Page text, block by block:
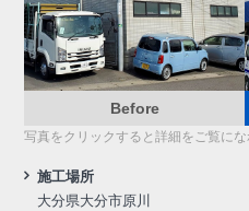
Before
写真をクリックすると詳細をご覧にな
施工場所
大分県大分市原川